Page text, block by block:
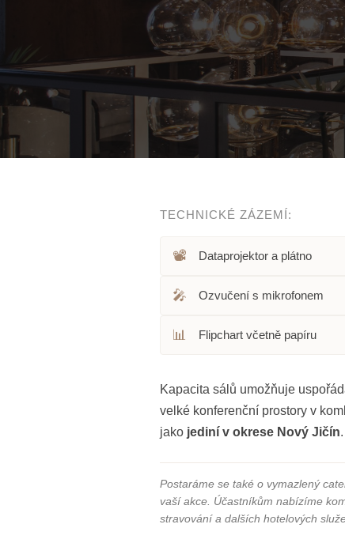
TECHNICKÉ ZÁZEMÍ:
📽️ Dataprojektor a plátno
🎤 Ozvučení s mikrofonem
📊 Flipchart včetně papíru
Kapacita sálů umožňuje
velké konferenční prostory v
jako jediní v okrese Nový Jičín.
Postaráme se také o vymazlený
vaší akce. Účastníkům nabízíme
stravování a dalších hotelových